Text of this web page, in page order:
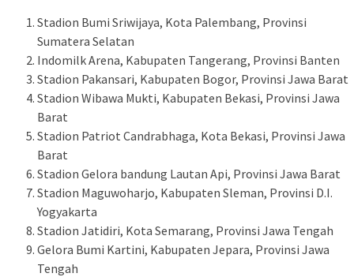
Stadion Bumi Sriwijaya, Kota Palembang, Provinsi
Sumatera Selatan
Indomilk Arena, Kabupaten Tangerang, Provinsi Banten
Stadion Pakansari, Kabupaten Bogor, Provinsi Jawa Barat
Stadion Wibawa Mukti, Kabupaten Bekasi, Provinsi Jawa
Barat
Stadion Patriot Candrabhaga, Kota Bekasi, Provinsi Jawa
Barat
Stadion Gelora bandung Lautan Api, Provinsi Jawa Barat
Stadion Maguwoharjo, Kabupaten Sleman, Provinsi D.I.
Yogyakarta
Stadion Jatidiri, Kota Semarang, Provinsi Jawa Tengah
Gelora Bumi Kartini, Kabupaten Jepara, Provinsi Jawa
Tengah